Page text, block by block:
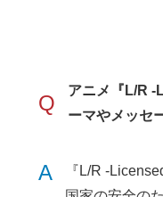
Q
アニメ『L/R
ーマやメッセ
A
『L/R -